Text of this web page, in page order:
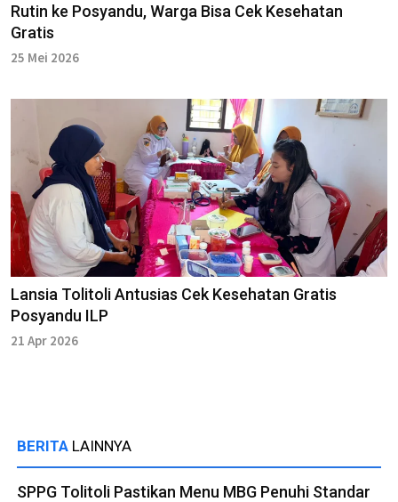
Rutin ke Posyandu, Warga Bisa Cek Kesehatan
Gratis
25 Mei 2026
Lansia Tolitoli Antusias Cek Kesehatan Gratis
Posyandu ILP
21 Apr 2026
BERITA LAINNYA
SPPG Tolitoli Pastikan Menu MBG Penuhi Standar